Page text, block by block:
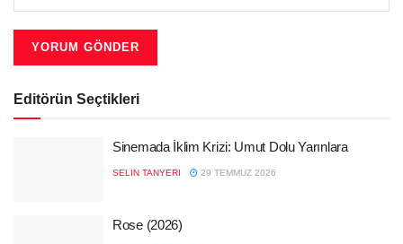
Editörün Seçtikleri
Sinemada İklim Krizi: Umut Dolu Yarınlara
SELIN TANYERI 29 TEMMUZ 2026
Rose (2026)